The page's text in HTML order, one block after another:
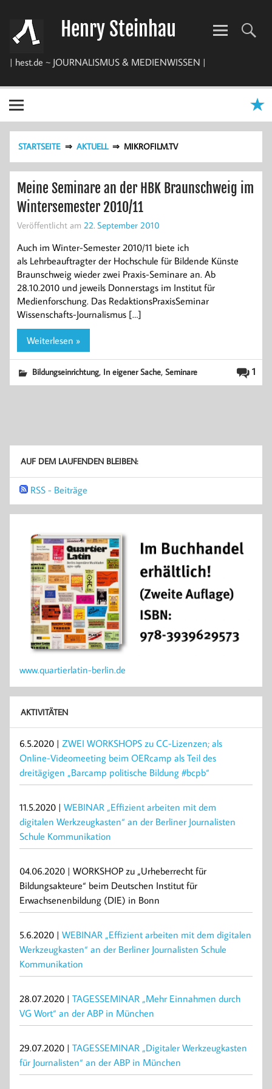
springen
Henry Steinhau
| hest.de ~ JOURNALISMUS & MEDIENWISSEN |
STARTSEITE AKTUELL MIKROFILM.TV
Meine Seminare an der HBK Braunschweig im
Wintersemester 2010/11
Veröffentlicht am 22. September 2010
Auch im Winter-Semester 2010/11 biete ich
als Lehrbeauftragter der Hochschule für Bildende Künste
Braunschweig wieder zwei Praxis-Seminare an. Ab
28.10.2010 und jeweils Donnerstags im Institut für
Medienforschung. Das RedaktionsPraxisSeminar
Wissenschafts-Journalismus […]
Weiterlesen »
1
Bildungseinrichtung, In eigener Sache,Seminare
AUF DEM LAUFENDEN BLEIBEN:
RSS - Beiträge
www.quartierlatin-berlin.de
AKTIVITÄTEN
6.5.2020 | ZWEI WORKSHOPS zu CC-Lizenzen; als
Online-Videomeeting beim OERcamp als Teil des
dreitägigen „Barcamp politische Bildung #bcpb“
11.5.2020 | WEBINAR „Effizient arbeiten mit dem
digitalen Werkzeugkasten“ an der Berliner Journalisten
Schule Kommunikation
04.06.2020 | WORKSHOP zu „Urheberrecht für
Bildungsakteure“ beim Deutschen Institut für
Erwachsenenbildung (DIE) in Bonn
5.6.2020 | WEBINAR „Effizient arbeiten mit dem digitalen
Werkzeugkasten“ an der Berliner Journalisten Schule
Kommunikation
28.07.2020 | TAGESSEMINAR „Mehr Einnahmen durch
VG Wort“ an der ABP in München
29.07.2020 | TAGESSEMINAR „Digitaler Werkzeugkasten
für Journalisten“ an der ABP in München